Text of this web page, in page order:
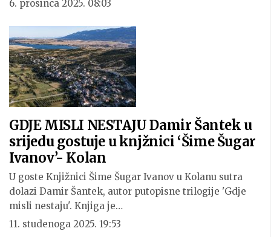
6. prosinca 2025. 08:03
GDJE MISLI NESTAJU Damir Šantek u
srijedu gostuje u knjžnici ‘Šime Šugar
Ivanov’- Kolan
U goste Knjižnici Šime Šugar Ivanov u Kolanu sutra
dolazi Damir Šantek, autor putopisne trilogije 'Gdje
misli nestaju'. Knjiga je…
11. studenoga 2025. 19:53